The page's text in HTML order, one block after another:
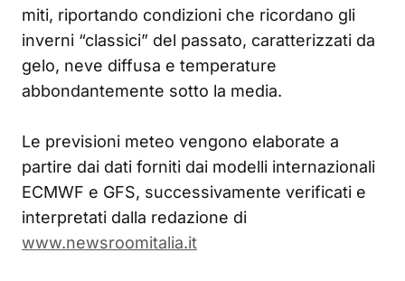
miti, riportando condizioni che ricordano gli
inverni “classici” del passato, caratterizzati da
gelo, neve diffusa e temperature
abbondantemente sotto la media.
Le previsioni meteo vengono elaborate a
partire dai dati forniti dai modelli internazionali
ECMWF e GFS, successivamente verificati e
interpretati dalla redazione di
www.newsroomitalia.it